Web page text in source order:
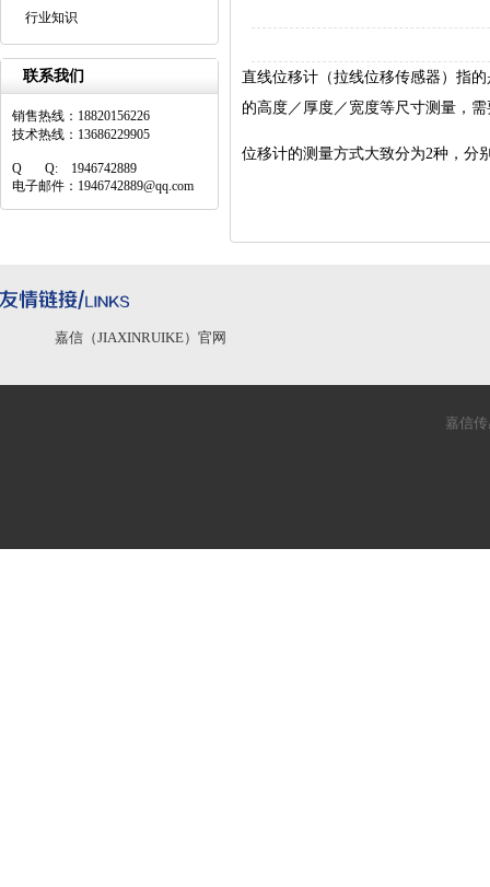
行业知识
联系我们
销售热线：18820156226
技术热线：13686229905
Q Q: 1946742889
电子邮件：1946742889@qq.com
直线位移计（拉线位移传感器）指
的高度／厚度／宽度等尺寸测量，
位移计的测量方式大致分为2种，分
嘉信（JIAXINRUIKE）官网
嘉信